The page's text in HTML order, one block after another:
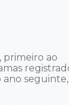
primeiro ao
ano seguinte,